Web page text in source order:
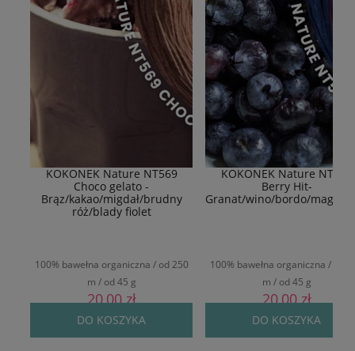
KOKONEK Nature NT569
Choco gelato -
Brąz/kakao/migdał/brudny
róż/blady fiolet
100% bawełna organiczna / od 250
m / od 45 g
20,00 zł
DO KOSZYKA
KOKONEK Nature NT577
Berry Hit-
Granat/wino/bordo/
100% bawełna organiczna / od
m / od 45 g
20,00 zł
DO KOSZYKA